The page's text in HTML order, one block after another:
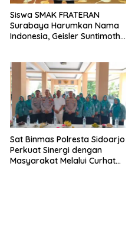
Siswa SMAK FRATERAN
Surabaya Harumkan Nama
Indonesia, Geisler Suntimothy
Sat Binmas Polresta Sidoarjo
Perkuat Sinergi dengan
Masyarakat Melalui Curhat